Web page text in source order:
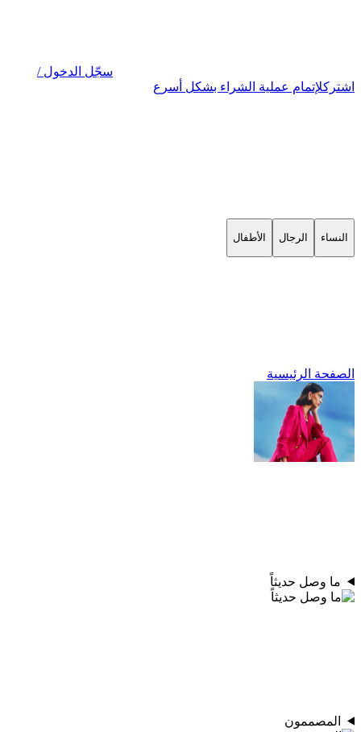
سجّل الدخول /
اشتركلإتمام عملية الشراء بشكل أسرع
النساء الرجال الأطفال
الصفحة الرئيسية
ما وصل حديثاً
المصممون